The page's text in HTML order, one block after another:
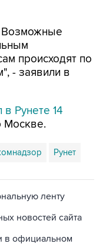
происходят по
- заявили в
Рунете 14
новостей сайта
в официальном